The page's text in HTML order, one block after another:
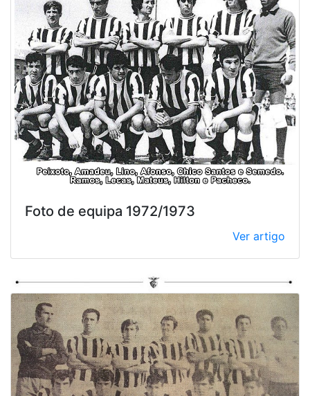
Foto de equipa 1972/1973
Ver artigo